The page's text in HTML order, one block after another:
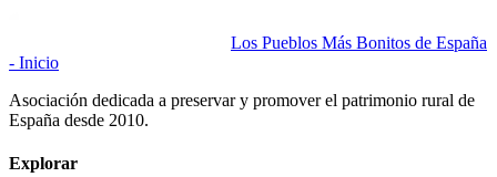
Los Pueblos Más Bonitos de España
- Inicio
Asociación dedicada a preservar y promover el patrimonio rural de
España desde 2010.
Explorar